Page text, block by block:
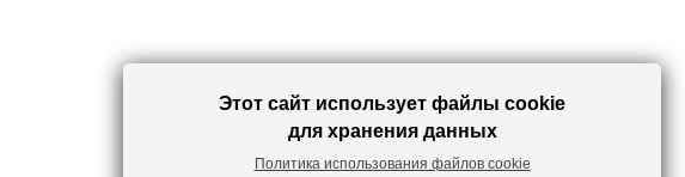
Этот сайт использует файлы cookie
для хранения данных
Политика использования файлов cookie